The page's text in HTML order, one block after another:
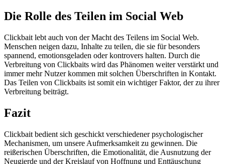
Die Rolle des Teilen im Social Web
Clickbait lebt auch von der Macht des Teilens im Social Web.
Menschen neigen dazu, Inhalte zu teilen, die sie für besonders
spannend, emotionsgeladen oder kontrovers halten. Durch die
Verbreitung von Clickbaits wird das Phänomen weiter verstärkt und
immer mehr Nutzer kommen mit solchen Überschriften in Kontakt.
Das Teilen von Clickbaits ist somit ein wichtiger Faktor, der zu ihrer
Verbreitung beiträgt.
Fazit
Clickbait bedient sich geschickt verschiedener psychologischer
Mechanismen, um unsere Aufmerksamkeit zu gewinnen. Die
reißerischen Überschriften, die Emotionalität, die Ausnutzung der
Neugierde und der Kreislauf von Hoffnung und Enttäuschung